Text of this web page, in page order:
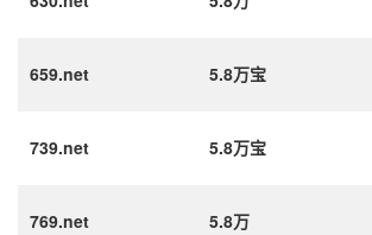
659.net 5.8万宝
739.net 5.8万宝
769.net 5.8万